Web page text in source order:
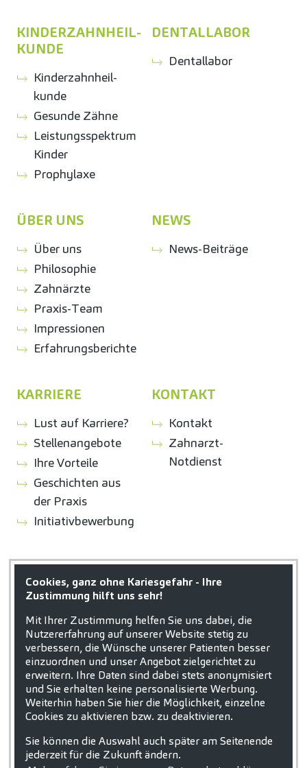
KINDER­ZAHNHEIL­
KUNDE
Kinder­zahnheil­
kunde
Gesunde Zähne
Leistungsspektrum
Kinder
Prophylaxe
DENTALLABOR
Dentallabor
ÜBER UNS
Über uns
Philosophie
Zahnärzte
Praxis-Team
Impressionen
Erfahrungsberichte
NEWS
News-Beiträge
KARRIERE
Lust auf Karriere?
Stellenangebote
Ihre Vorteile
Geschichten aus
der Praxis
Initiativbewerbung
KONTAKT
Kontakt
Zahnarzt-
Notdienst
ZAHNEINS
zahneins.com
STARTSEITE
KONTAKT
COOKIE-EINSTELLUNGEN
IMPRESSUM
DATENSCHUTZ
Cookies, ganz ohne Kariesgefahr - Ihre
Zustimmung hilft uns sehr!
Mit Ihrer Zustimmung helfen Sie uns dabei, die
Nutzererfahrung auf unserer Website stetig zu
verbessern, die Wünsche unserer Patienten besser
einzuordnen und unser Angebot zielgerichtet zu
erweitern. Ihre Daten sind dabei stets anonymisiert
und Sie erhalten keine personalisierte Werbung.
Weiterhin haben Sie hier die Möglichkeit, einzelne
Cookies zu aktivieren bzw. zu deaktivieren.
Sie können die Auswahl auch später am Seitenende
jederzeit für die Zukunft ändern.